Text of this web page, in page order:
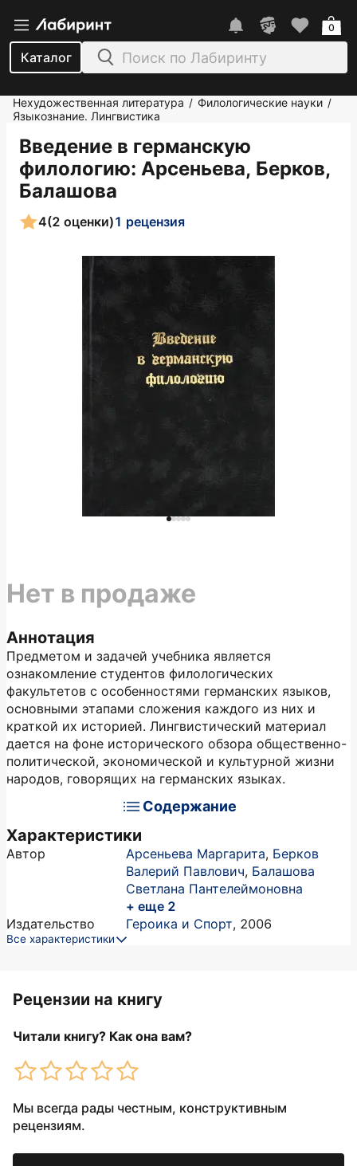
Каталог
0
Нехудожественная литература / Филологические науки /
Языкознание. Лингвистика
Введение в германскую
филологию: Арсеньева, Берков,
Балашова
4(2 оценки)1 рецензия
Аннотация
Предметом и задачей учебника является
ознакомление студентов филологических
факультетов с особенностями германских языков,
основными этапами сложения каждого из них и
краткой их историей. Лингвистический материал
дается на фоне исторического обзора общественно-
политической, экономической и культурной жизни
народов, говорящих на германских языках.
Содержание
Характеристики
Автор Арсеньева Маргарита, Берков
Валерий Павлович, Балашова
Светлана Пантелеймоновна
+ еще 2
Издательство
Героика и Спорт, 2006
Все характеристики
Нет в продаже
Рецензии на книгу
Читали книгу? Как она вам?
Мы всегда рады честным, конструктивным
рецензиям.